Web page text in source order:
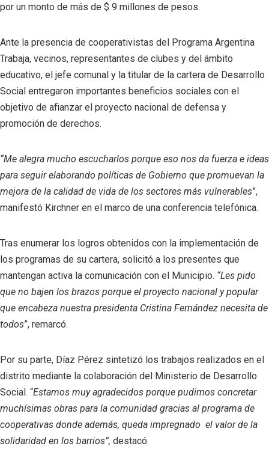
por un monto de más de $ 9 millones de pesos.
Ante la presencia de cooperativistas del Programa Argentina
Trabaja, vecinos, representantes de clubes y del ámbito
educativo, el jefe comunal y la titular de la cartera de Desarrollo
Social entregaron importantes beneficios sociales con el
objetivo de afianzar el proyecto nacional de defensa y
promoción de derechos.
“Me alegra mucho escucharlos porque eso nos da fuerza e ideas
para seguir elaborando políticas de Gobierno que promuevan la
mejora de la calidad de vida de los sectores más vulnerables”,
manifestó Kirchner en el marco de una conferencia telefónica.
Tras enumerar los logros obtenidos con la implementación de
los programas de su cartera, solicitó a los presentes que
mantengan activa la comunicación con el Municipio. “Les pido
que no bajen los brazos porque el proyecto nacional y popular
que encabeza nuestra presidenta Cristina Fernández necesita de
todos”, remarcó.
Por su parte, Díaz Pérez sintetizó los trabajos realizados en el
distrito mediante la colaboración del Ministerio de Desarrollo
Social. “Estamos muy agradecidos porque pudimos concretar
muchísimas obras para la comunidad gracias al programa de
cooperativas donde además, queda impregnado el valor de la
solidaridad en los barrios”, destacó.